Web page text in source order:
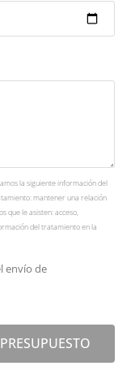
la siguiente información del
mantener una relación
que le asisten: acceso,
del tratamiento en la
envío de